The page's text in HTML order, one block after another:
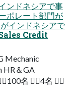
ドネシアで事
ポレート部⾨が
インドネシアで
Credit
Mechanic
HR＆GA
100名 󰏦：4名 󰐢：